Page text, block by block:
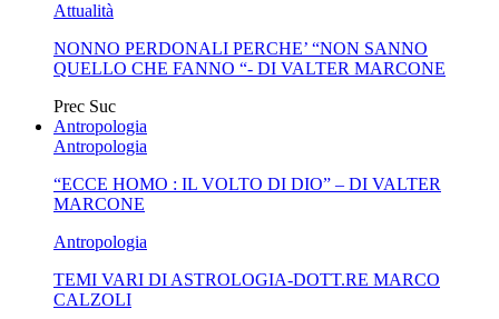
Attualità
NONNO PERDONALI PERCHE’ “NON SANNO
QUELLO CHE FANNO “- DI VALTER MARCONE
Prec Suc
Antropologia
Antropologia
“ECCE HOMO : IL VOLTO DI DIO” – DI VALTER
MARCONE
Antropologia
TEMI VARI DI ASTROLOGIA-DOTT.RE MARCO
CALZOLI